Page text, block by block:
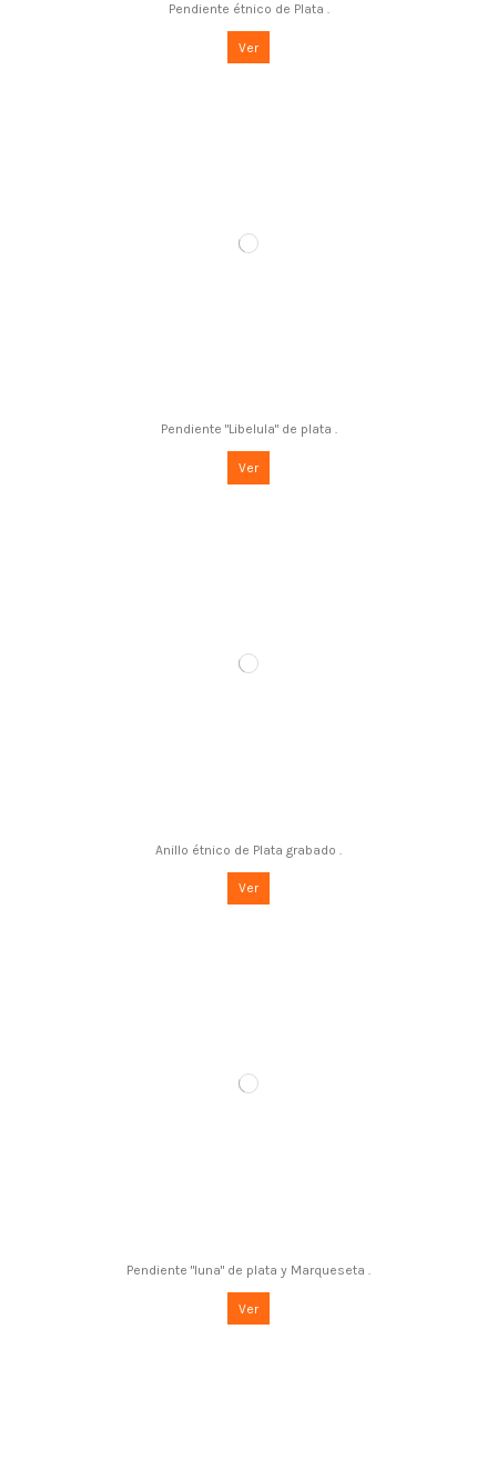
Pendiente étnico de Plata .
Ver
Pendiente "Libelula" de plata .
Ver
Anillo étnico de Plata grabado .
Ver
Pendiente "luna" de plata y Marqueseta .
Ver